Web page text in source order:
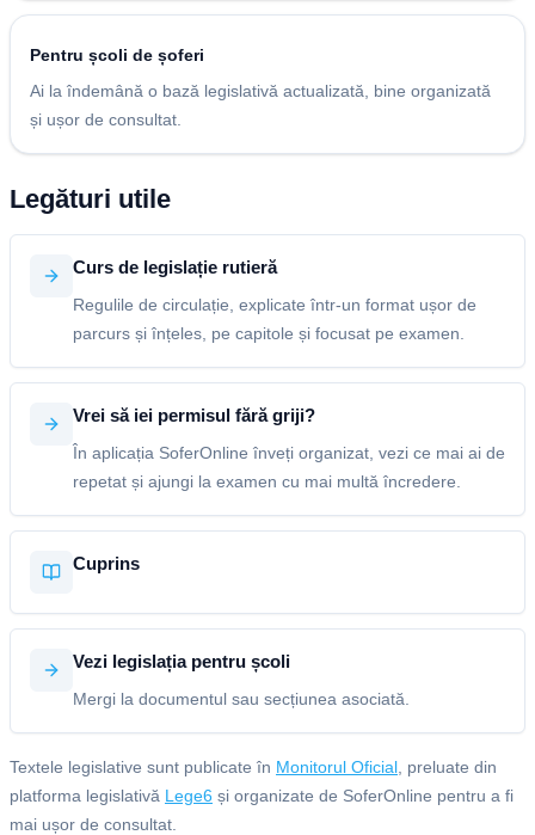
Pentru școli de șoferi
Ai la îndemână o bază legislativă actualizată, bine organizată
și ușor de consultat.
Legături utile
Curs de legislație rutieră
Regulile de circulație, explicate într-un format ușor de
parcurs și înțeles, pe capitole și focusat pe examen.
Vrei să iei permisul fără griji?
În aplicația SoferOnline înveți organizat, vezi ce mai ai de
repetat și ajungi la examen cu mai multă încredere.
Cuprins
Vezi legislația pentru școli
Mergi la documentul sau secțiunea asociată.
Textele legislative sunt publicate în Monitorul Oficial , preluate din
platforma legislativă Lege6 și organizate de SoferOnline pentru a fi
mai ușor de consultat.